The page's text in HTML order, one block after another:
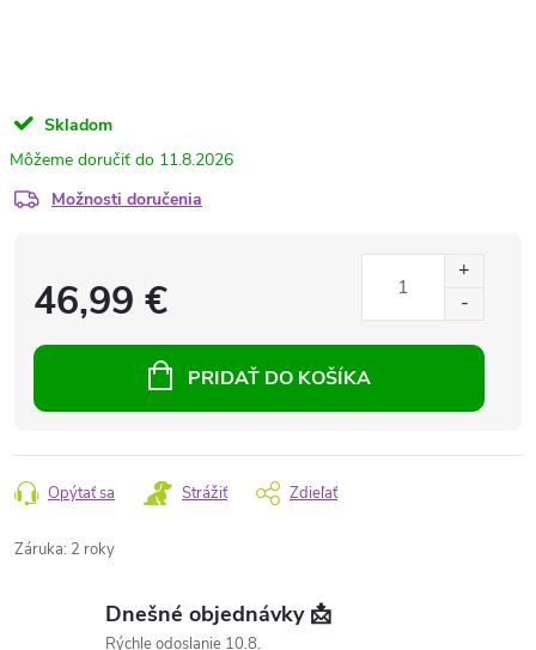
Skladom
11.8.2026
Možnosti doručenia
46,99 €
PRIDAŤ DO KOŠÍKA
Opýtať sa Strážiť Zdieľať
Záruka: 2 roky
Dnešné objednávky 📩
Rýchle odoslanie 10.8.